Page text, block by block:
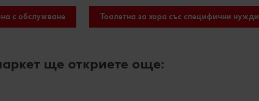
с обслужване Тоалетна за хора със специфични нужди
ще откриете още: